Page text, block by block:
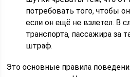
потребовать того, чтобы
если он ещё не взлетел. В
транспорта, пассажира за
штраф.
Это основные правила